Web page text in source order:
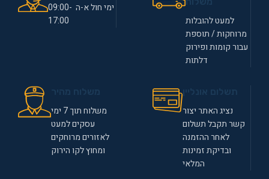
למעט להובלות
מרוחקות / תוספת
עבור קומות ופירוק
דלתות
ימי חול א-ה 09:00-
17:00
נציג האתר יצור
קשר תקבל תשלום
לאחר ההזמנה
ובדיקת זמינות
המלאי
משלוח תוך 7 ימי
עסקים למעט
לאזורים מרוחקים
ומחוץ לקו הירוק